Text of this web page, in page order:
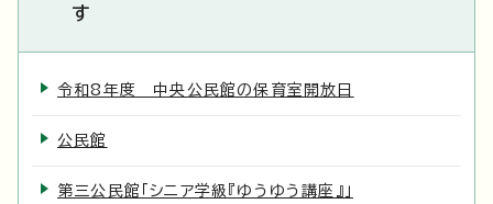
す
令和8年度 中央公民館の保育室開放日
公民館
第三公民館「シニア学級『ゆうゆう講座』」